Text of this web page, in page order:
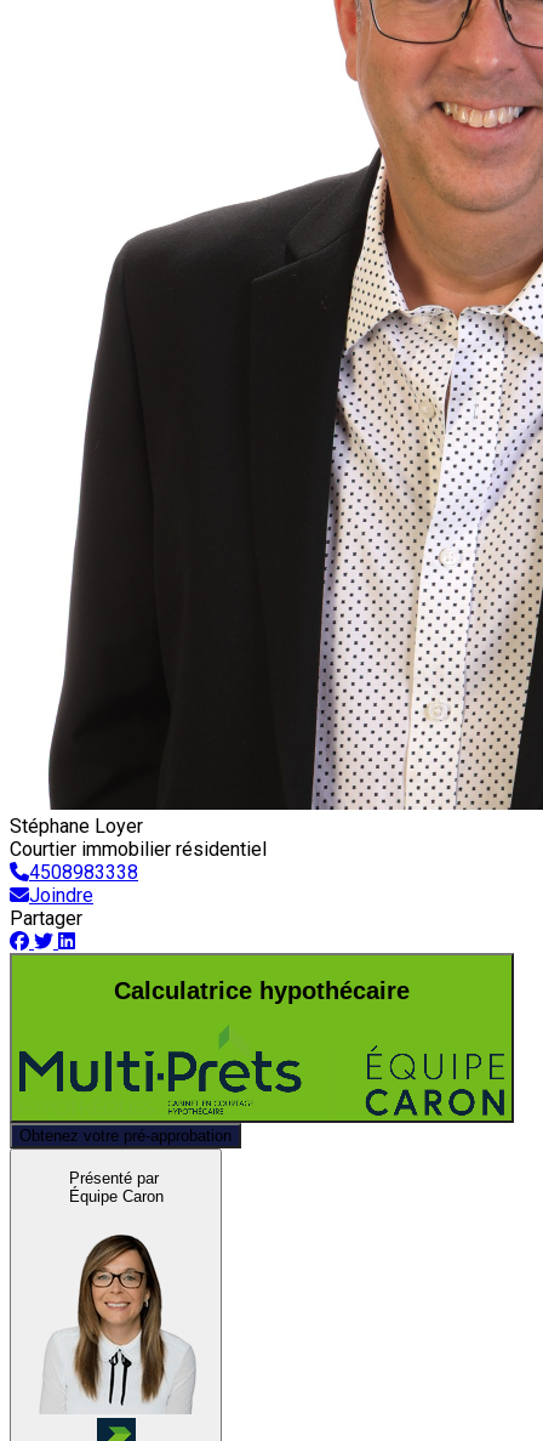
Stéphane Loyer
Courtier immobilier résidentiel
4508983338
Joindre
Partager
Calculatrice hypothécaire
Obtenez votre pré-approbation
Présenté par
Équipe Caron